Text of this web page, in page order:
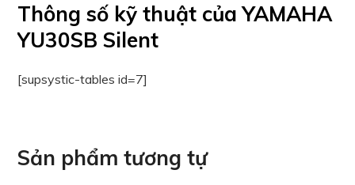
Thông số kỹ thuật của YAMAHA
YU30SB Silent
[supsystic-tables id=7]
Sản phẩm tương tự